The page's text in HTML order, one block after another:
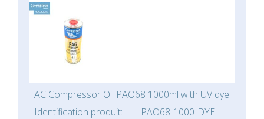
AC Compressor Oil PAO68 1000ml with UV dye
Identification produit:
PAO68-1000-DYE